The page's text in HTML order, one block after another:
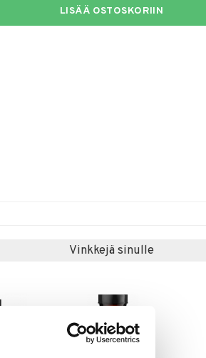
LISÄÄ OSTOSKORIIN
Vinkkejä sinulle